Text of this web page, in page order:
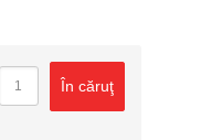
În căruţ